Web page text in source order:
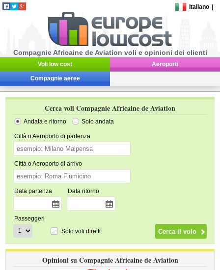
Italiano
Compagnie Africaine de Aviation voli e opinioni dei clienti
Voli low cost Aeroporti
Compagnie aeree
Cerca voli Compagnie Africaine de Aviation
Andata e ritorno Solo andata
Città o Aeroporto di partenza
Città o Aeroporto di arrivo
Data partenza Data ritorno
Passeggeri
Solo voli diretti
Opinioni su Compagnie Africaine de Aviation